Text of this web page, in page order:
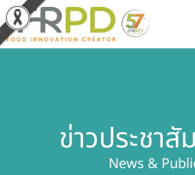
ผลิตภัณฑ์และจำหน่าย
ข่าวประชา
News &